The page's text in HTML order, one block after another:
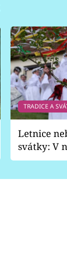
TRADICE A
Letnice
svátky: V
pondělí